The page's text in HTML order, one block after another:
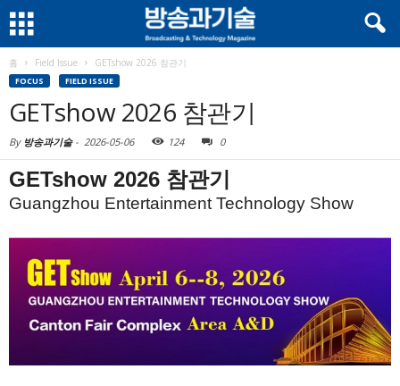
홈 Field Issue GETshow 2026 참관기
FOCUS FIELD ISSUE
GETshow 2026 참관기
By 방송과기술- 2026-05-06 124 0
GETshow 2026 참관기
Guangzhou Entertainment Technology Show